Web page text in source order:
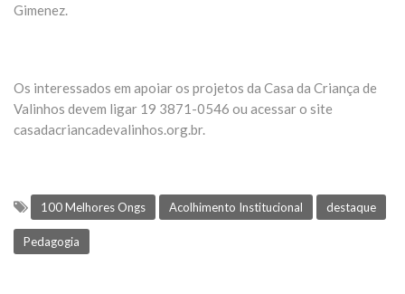
Gimenez.
Os interessados em apoiar os projetos da Casa da Criança de
Valinhos devem ligar 19 3871-0546 ou acessar o site
casadacriancadevalinhos.org.br.
100 Melhores Ongs Acolhimento Institucional destaque
Pedagogia